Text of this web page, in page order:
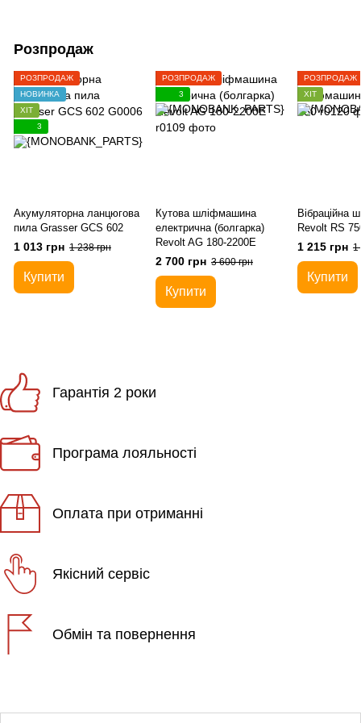
Розпродаж
РОЗПРОДАЖ
НОВИНКА
ХІТ
3
Акумуляторна ланцюгова
пила Grasser GCS 602
1 013 грн 1 238 грн
Купити
РОЗПРОДАЖ
3
Кутова шліфмашина
електрична (болгарка)
Revolt AG 180-2200E
2 700 грн 3 600 грн
Купити
РОЗПРОДАЖ
ХІТ
Вібраційна
Revolt RS
1 215 грн 1
Купити
Гарантія 2 роки
Програма лояльності
Оплата при отриманні
Якісний сервіс
Обмін та повернення